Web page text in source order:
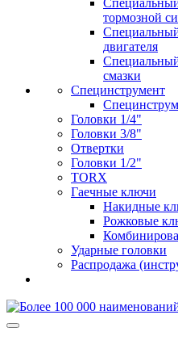
тормозной
двигателя
смазки
Специнструмент
Головки 1/4"
Головки 3/8"
Отвертки
Головки 1/2"
TORX
Гаечные ключи
Накидные
Рожковые
Ударные головки
Распродажа